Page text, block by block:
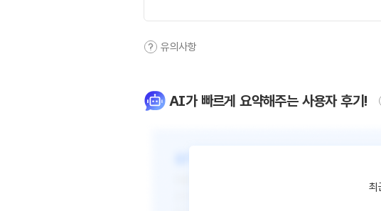
유의사항
AI가 빠르게 요약해주는 사용자 후기!
최